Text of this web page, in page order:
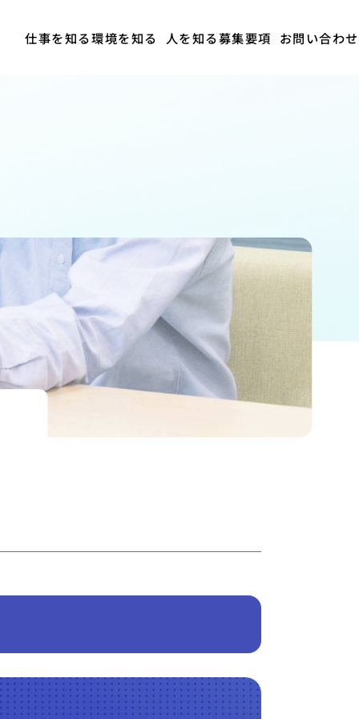
仕事を知る環境を知る 人を知る募集要項 お問い合わせ